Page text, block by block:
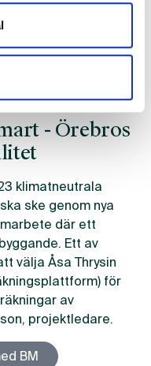
- Örebros
klimatneutrala
ske genom nya
där ett
Ett av
välja Åsa Thrysin
för
av
projektledare.
BM